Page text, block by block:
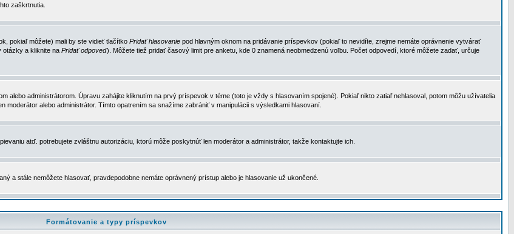
zaškrtnutia.
pokiaľ môžete) mali by ste vidieť tlačítko Pridať hlasovanie pod hlavným oknom na pridávanie príspevkov (pokiaľ to nevidíte, zrejme nemáte oprávnenie vytvárať
otázky a kliknite na Pridať odpoveď). Môžete tiež pridať časový limit pre anketu, kde 0 znamená neobmedzenú voľbu. Počet odpovedí, ktoré môžete zadať, určuje
alebo administrátorom. Úpravu zahájite kliknutím na prvý príspevok v téme (toto je vždy s hlasovaním spojené). Pokiaľ nikto zatiaľ nehlasoval, potom môžu užívatelia
alebo administrátor. Tímto opatrením sa snažíme zabrániť v manipulácii s výsledkami hlasovaní.
atď. potrebujete zvláštnu autorizáciu, ktorú môže poskytnúť len moderátor a administrátor, takže kontaktujte ich.
a stále nemôžete hlasovať, pravdepodobne nemáte oprávnený prístup alebo je hlasovanie už ukončené.
Formátovanie a typy príspevkov